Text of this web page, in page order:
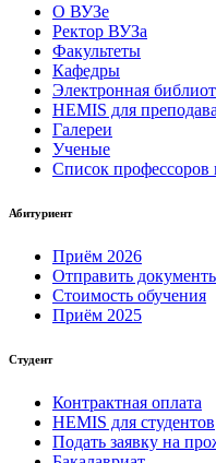
О ВУЗе
Ректор ВУЗа
Факультеты
Кафедры
Электронная
HEMIS для
Галереи
Ученые
Список профессоров
Абитуриент
Приём 2026
Отправить
Стоимость обучения
Приём 2025
Студент
Контрактная оплата
HEMIS для студентов
Подать заявку на